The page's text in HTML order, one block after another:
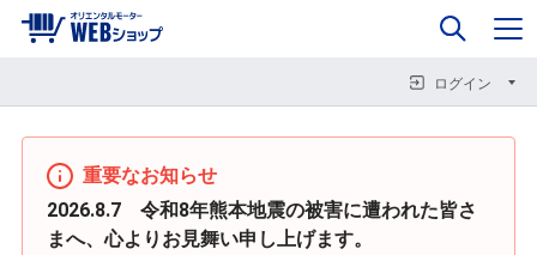
企業情報
ログイン
カート 0
重要なお知らせ
2026.8.7 令和8年熊本地震の被害に遭われた皆さ
まへ、心よりお見舞い申し上げます。